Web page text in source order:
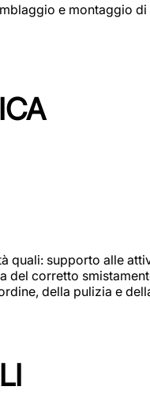
e montaggio
quali: supporto alle
del corretto
della pulizia e